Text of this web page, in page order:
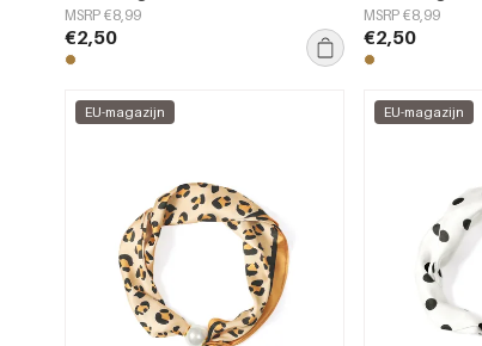
dagelijks gebruik
MSRP €8,99
€2,50
dagelijks gebruik
MSRP €8,99
€2,50
EU-magazijn EU-magazijn